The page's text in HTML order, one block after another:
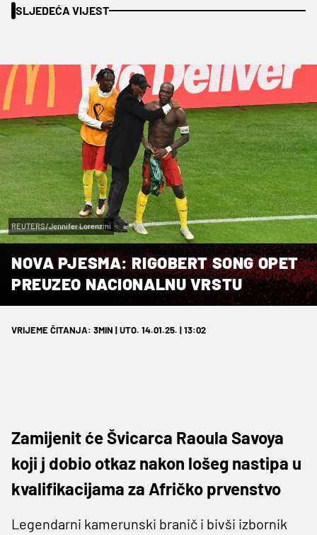
SLJEDEĆA VIJEST
REUTERS/Jennifer Lorenzini
NOVA PJESMA: RIGOBERT SONG OPET
PREUZEO NACIONALNU VRSTU
VRIJEME ČITANJA: 3MIN | UTO. 14.01.25. | 13:02
Zamijenit će Švicarca Raoula Savoya
koji j dobio otkaz nakon lošeg nastipa u
kvalifikacijama za Afričko prvenstvo
Legendarni kamerunski branič i bivši izbornik